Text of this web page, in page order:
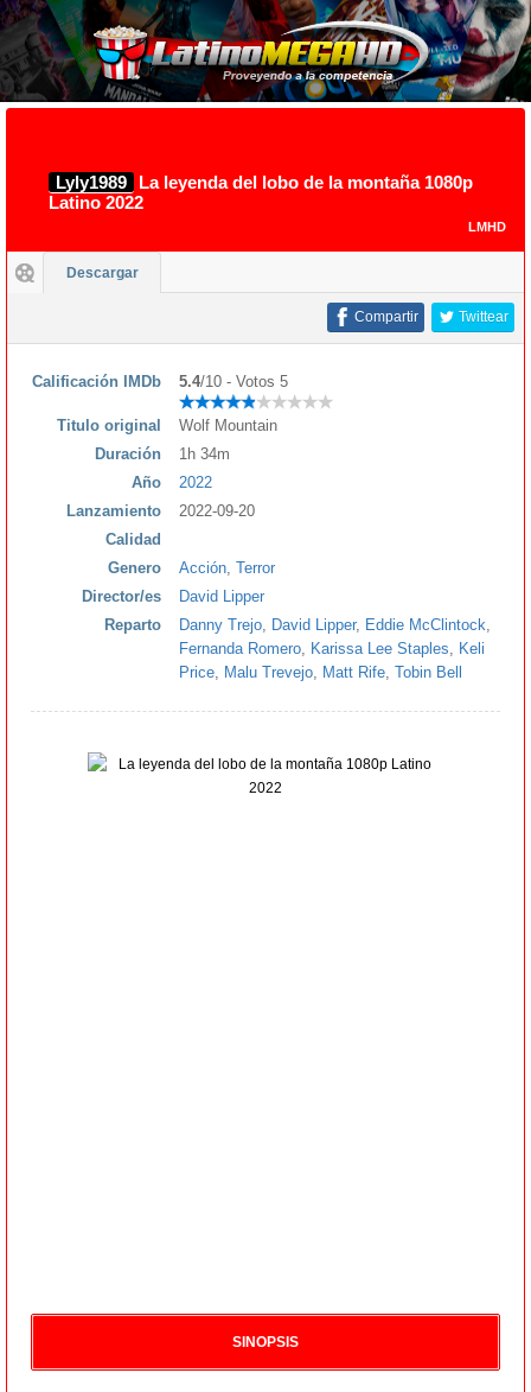
Lyly1989
La leyenda del lobo de la montaña 1080p
Latino 2022
LMHD
Descargar
Twittear
Compartir
Calificación IMDb 5.4/10 - Votos 5
Titulo original
Wolf Mountain
Duración
1h 34m
Año
2022
Lanzamiento
2022-09-20
Calidad
Genero
Acción Terror
Director/es
David Lipper
Reparto
Danny Trejo David Lipper, Eddie McClintock
Fernanda Romero
Karissa Lee Staples
Keli
Price
Malu Trevejo Matt Rife Tobin Bell
SINOPSIS